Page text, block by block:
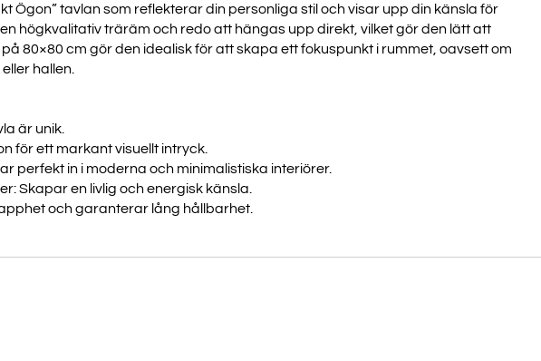
Ögon” tavlan som reflekterar din personliga stil och visar upp din känsla för
högkvalitativ träräm och redo att hängas upp direkt, vilket gör den lätt att
80×80 cm gör den idealisk för att skapa ett fokuspunkt i rummet, oavsett om
hallen.
är unik.
för ett markant visuellt intryck.
perfekt in i moderna och minimalistiska interiörer.
Skapar en livlig och energisk känsla.
och garanterar lång hållbarhet.